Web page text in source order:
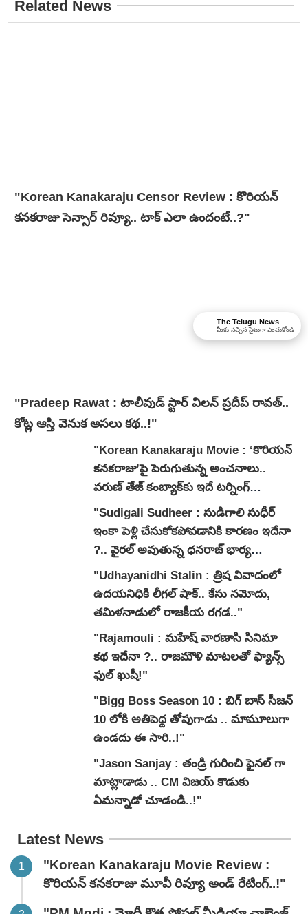
Related News
"Korean Kanakaraju Censor Review : కొరియన్
కనకరాజు సెన్సార్ రివ్యూ.. టాక్ ఎలా ఉందంటే..?"
"Pradeep Rawat : టాలీవుడ్ స్టార్ విలన్ ప్రదీప్ రావత్..
కోట్ల ఆస్తి వెనుక అసలు కథ..!"
"Korean Kanakaraju Movie : ‘కొరియన్
కనకరాజు’పై పెరుగుతున్న అంచనాలు..
వరుణ్ తేజ్ కంబ్యాక్‌కు ఇదే టర్నింగ్
పాయింట్ అవుతుందా?"
"Sudigali Sudheer : సుడిగాలి సుధీర్
ఇంకా పెళ్లి చేసుకోకపోవడానికి కారణం ఇదేనా
?.. వైరల్ అవుతున్న ధనరాజ్ భార్య
వ్యాఖ్యలు.."
"Udhayanidhi Stalin : త్రిష వివాదంలో
ఉదయనిధికి లీగల్ షాక్.. కేసు నమోదు,
తమిళనాడులో రాజకీయ రగడ.."
"Rajamouli : మహేష్ వారణాసి సినిమా
కథ ఇదేనా ?.. రాజమౌళి మాటలతో ఫ్యాన్స్
ఫుల్ ఖుషీ!"
"Bigg Boss Season 10 : బిగ్ బాస్ సీజన్
10 లోకి అతిపెద్ద తోపుగాడు .. మామూలుగా
ఉండదు ఈ సారి..!"
"Jason Sanjay : తండ్రి గురించి ఫైనల్ గా
మాట్లాడాడు .. CM విజయ్ కొడుకు
ఏమన్నాడో చూడండి..!"
Latest News
"Korean Kanakaraju Movie Review :
కొరియన్ కనకరాజు మూవీ రివ్యూ అండ్ రేటింగ్‌..!"
The Telugu News
మీకు నచ్చిన సైటుగా ఎంచుకోండి